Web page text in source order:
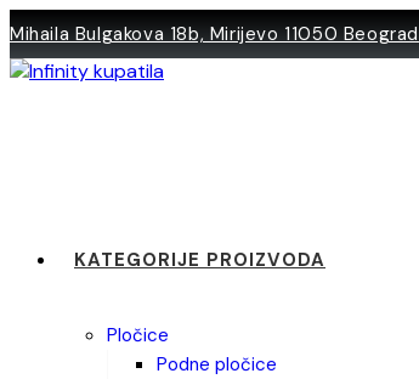
Skip
to
content
Mihaila Bulgakova 18b, Mirijevo 11050 Beograd
KATEGORIJE PROIZVODA
pločice
podne pločice